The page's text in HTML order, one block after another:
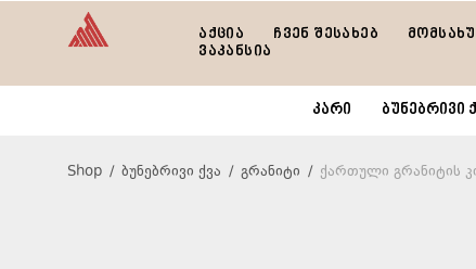
აქცია ჩვენ შესახებ
ვაკანსია
კარი ბუნებრივი
Shop / ბუნებრივი ქვა / გრანიტი / ქართული გრანიტის